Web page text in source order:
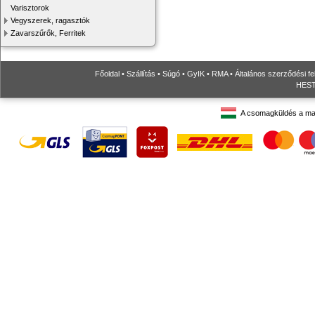
Varisztorok
Vegyszerek, ragasztók
Zavarszűrők, Ferritek
Főoldal • Szállítás • Súgó • GyIK • RMA• Általános szerződési
A csomagküldés a